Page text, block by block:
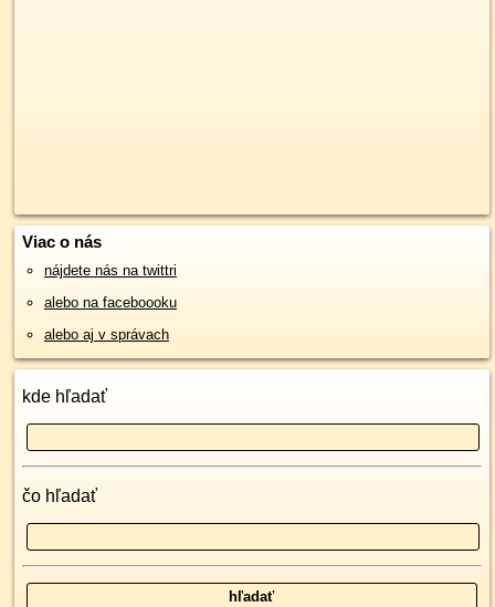
Viac o nás
nájdete nás na twittri
alebo na faceboooku
alebo aj v správach
kde hľadať
čo hľadať